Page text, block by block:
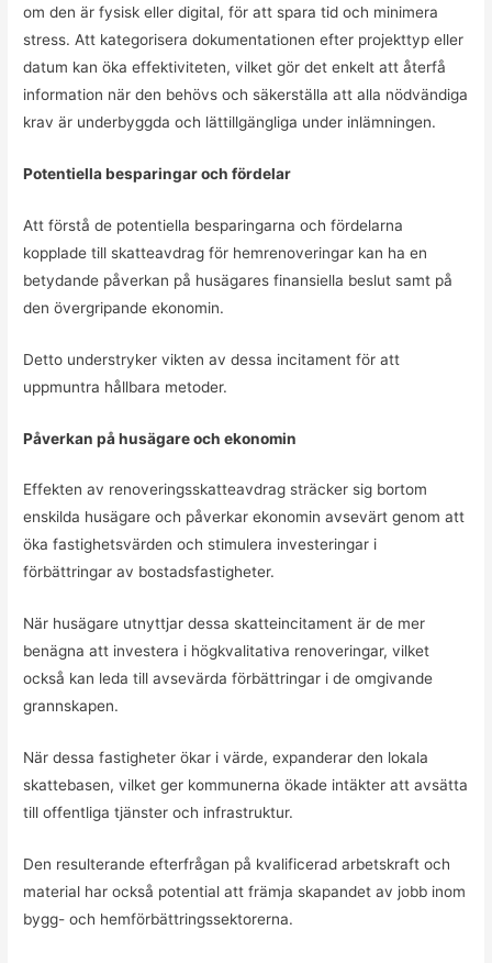
om den är fysisk eller digital, för att spara tid och minimera
stress. Att kategorisera dokumentationen efter projekttyp eller
datum kan öka effektiviteten, vilket gör det enkelt att återfå
information när den behövs och säkerställa att alla nödvändiga
krav är underbyggda och lättillgängliga under inlämningen.
Potentiella besparingar och fördelar
Att förstå de potentiella besparingarna och fördelarna
kopplade till skatteavdrag för hemrenoveringar kan ha en
betydande påverkan på husägares finansiella beslut samt på
den övergripande ekonomin.
Dettо understryker vikten av dessa incitament för att
uppmuntra hållbara metoder.
Påverkan på husägare och ekonomin
Effekten av renoveringsskatteavdrag sträcker sig bortom
enskilda husägare och påverkar ekonomin avsevärt genom att
öka fastighetsvärden och stimulera investeringar i
förbättringar av bostadsfastigheter.
När husägare utnyttjar dessa skatteincitament är de mer
benägna att investera i högkvalitativa renoveringar, vilket
också kan leda till avsevärda förbättringar i de omgivande
grannskapen.
När dessa fastigheter ökar i värde, expanderar den lokala
skattebasen, vilket ger kommunerna ökade intäkter att avsätta
till offentliga tjänster och infrastruktur.
Den resulterande efterfrågan på kvalificerad arbetskraft och
material har också potential att främja skapandet av jobb inom
bygg- och hemförbättringssektorerna.